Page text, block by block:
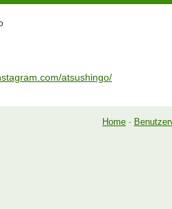
atsushingo/
Home -